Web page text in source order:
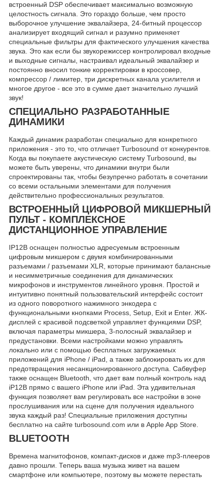
встроенный DSP обеспечивает максимально возможную
целостность сигнала. Это гораздо больше, чем просто
выборочное улучшение эквалайзера, 24-битный процессор
анализирует входящий сигнал и разумно применяет
специальные фильтры для фактического улучшения качества
звука. Это как если бы звукорежиссер контролировал входные
и выходные сигналы, настраивал идеальный эквалайзер и
постоянно вносил тонкие корректировки в кроссовер,
компрессор / лимитер, три дискретных канала усилителя и
многое другое - все это в сумме дает значительно лучший
звук!
СПЕЦИАЛЬНО РАЗРАБОТАННЫЕ
ДИНАМИКИ
Каждый динамик разработан специально для конкретного
приложения - это то, что отличает Turbosound от конкурентов.
Когда вы покупаете акустическую систему Turbosound, вы
можете быть уверены, что динамики внутри были
спроектированы так, чтобы безупречно работать в сочетании
со всеми остальными элементами для получения
действительно профессиональных результатов.
ВСТРОЕННЫЙ ЦИФРОВОЙ МИКШЕРНЫЙ
ПУЛЬТ - КОМПЛЕКСНОЕ
ДИСТАНЦИОННОЕ УПРАВЛЕНИЕ
IP12B оснащен полностью адресуемым встроенным
цифровым микшером с двумя комбинированными
разъемами / разъемами XLR, которые принимают балансные
и несимметричные соединения для динамических
микрофонов и инструментов линейного уровня. Простой и
интуитивно понятный пользовательский интерфейс состоит
из одного поворотного нажимного энкодера с
функциональными кнопками Process, Setup, Exit и Enter. ЖК-
дисплей с красивой подсветкой управляет функциями DSP,
включая параметры микшера, 3-полосный эквалайзер и
предустановки. Всеми настройками можно управлять
локально или с помощью бесплатных загружаемых
приложений для iPhone / iPad, а также заблокировать их для
предотвращения несанкционированного доступа. Сабвуфер
также оснащен Bluetooth, что дает вам полный контроль над
iP12B прямо с вашего iPhone или iPad. Эта удивительная
функция позволяет вам регулировать все настройки в зоне
прослушивания или на сцене для получения идеального
звука каждый раз! Специальные приложения доступны
бесплатно на сайте turbosound.com или в Apple App Store.
BLUETOOTH
Времена магнитофонов, компакт-дисков и даже mp3-плееров
давно прошли. Теперь ваша музыка живет на вашем
смартфоне или компьютере, поэтому вы можете перестать